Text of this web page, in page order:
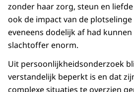
zonder haar zorg, steun en
ook de impact van de
eveneens dodelijk af had
slachtoffer enorm.
Uit persoonlijkheidsonderzoek
verstandelijk beperkt is en dat
complexe situaties te overzien